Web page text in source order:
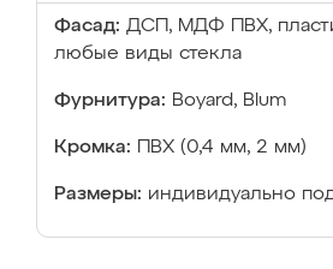
Фасад: ДСП, МДФ ПВХ,
любые виды стекла
Фурнитура: Boyard, Blum
Кромка: ПВХ (0,4 мм, 2 мм)
Размеры: индивидуально